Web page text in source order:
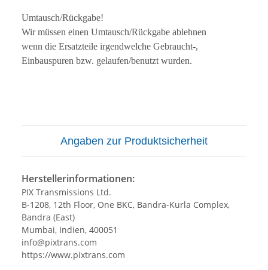
Umtausch/Rückgabe!
Wir müssen einen Umtausch/Rückgabe ablehnen
wenn die Ersatzteile irgendwelche Gebraucht-,
Einbauspuren bzw. gelaufen/benutzt wurden.
Angaben zur Produktsicherheit
Herstellerinformationen:
PIX Transmissions Ltd.
B-1208, 12th Floor, One BKC, Bandra-Kurla Complex,
Bandra (East)
Mumbai, Indien, 400051
info@pixtrans.com
https://www.pixtrans.com